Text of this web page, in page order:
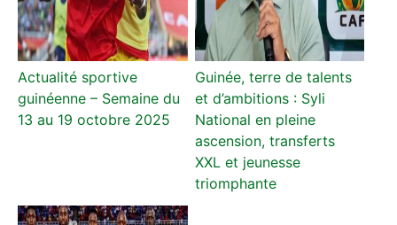
Actualité sportive
guinéenne – Semaine du
13 au 19 octobre 2025
Guinée, terre de talents
et d’ambitions : Syli
National en pleine
ascension, transferts
XXL et jeunesse
triomphante